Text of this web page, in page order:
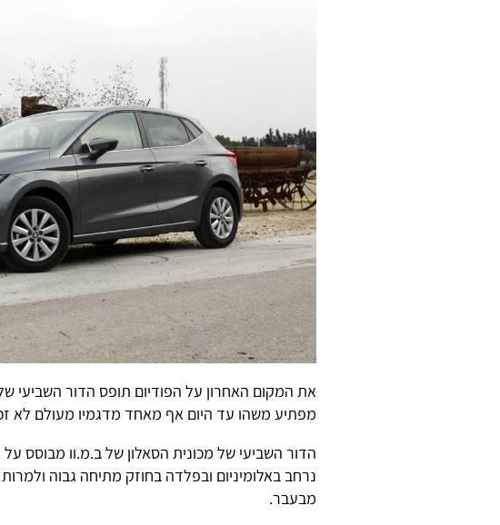
מפתיע משהו עד היום אף מאחד מדגמיו מעולם לא
נרחב באלומיניום ובפלדה בחוזק מתיחה גבוה
מבעבר.